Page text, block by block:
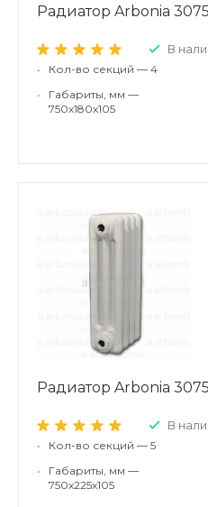
Радиатор Arbonia
В
•
Кол-во секций — 4
•
Габариты, мм —
750x180x105
Радиатор Arbonia
В
•
Кол-во секций — 5
•
Габариты, мм —
750x225x105